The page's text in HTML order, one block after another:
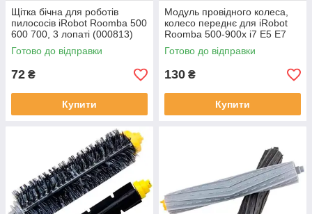
Щітка бічна для роботів
пилососів iRobot Roomba 500
600 700, 3 лопаті (000813)
Готово до відправки
72 ₴
Купити
Модуль провідного колеса,
колесо переднє для iRobot
Roomba 500-900x i7 E5 E7
(000800)
Готово до відправки
130 ₴
Купити